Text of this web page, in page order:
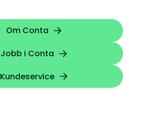
Om Conta
Jobb i Conta
Kundeservice